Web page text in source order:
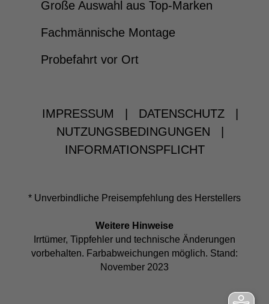
Große Auswahl aus Top-Marken
Fachmännische Montage
Probefahrt vor Ort
IMPRESSUM DATENSCHUTZ
NUTZUNGSBEDINGUNGEN
INFORMATIONSPFLICHT
* Unverbindliche Preisempfehlung des Herstellers
Weitere Hinweise
Irrtümer, Tippfehler und technische Änderungen
vorbehalten. Farbabweichungen möglich. Stand:
November 2023